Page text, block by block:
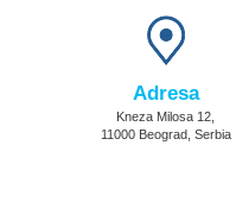
Adresa
Kneza Milosa 12,
11000 Beograd, Serbia